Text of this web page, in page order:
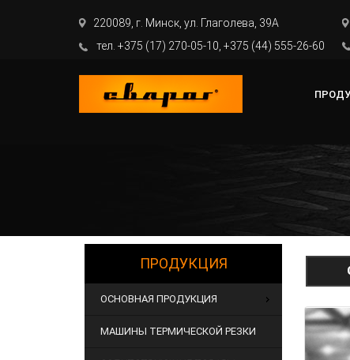
220089, г. Минск, ул. Глаголева, 39А
тел. +375 (17) 270-05-10, +375 (44) 555-26-60
ПРОДУКЦИЯ
ОСНОВНАЯ ПРОДУКЦИЯ
МАШИНЫ ТЕРМИЧЕСКОЙ РЕЗКИ